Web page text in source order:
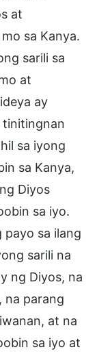
at
sa Kanya.
sarili sa
at
ay
tinitingnan
sa iyong
sa Kanya,
Diyos
sa iyo.
payo sa ilang
sarili na
ng Diyos, na
na parang
at na
sa iyo at